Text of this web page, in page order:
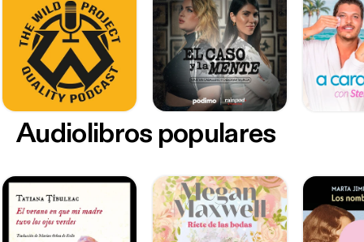
Audiolibros populares